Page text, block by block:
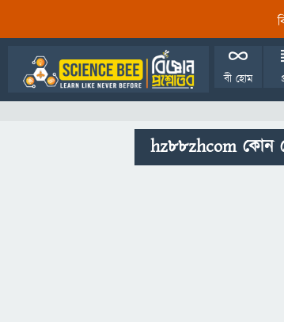
বী হোম
hz88zhcom কোন